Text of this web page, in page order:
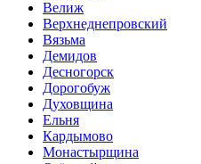
Велиж
Верхнеднепровский
Вязьма
Демидов
Десногорск
Дорогобуж
Духовщина
Ельня
Кардымово
Монастырщина